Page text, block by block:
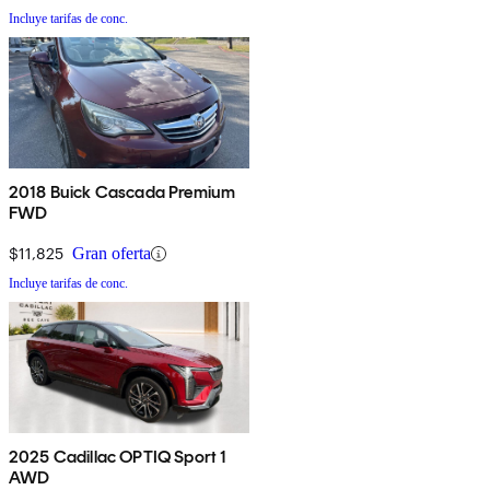
Incluye tarifas de conc.
2018 Buick Cascada Premium
FWD
$11,825 Gran oferta
Incluye tarifas de conc.
2025 Cadillac OPTIQ Sport 1
AWD